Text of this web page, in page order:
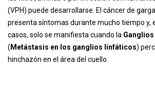
(VPH) puede desarrollarse. El cáncer de
presenta síntomas durante mucho tiempo y,
casos, solo se manifiesta cuando la
( Metástasis en los ganglios linfáticos)
hinchazón en el área del cuello.